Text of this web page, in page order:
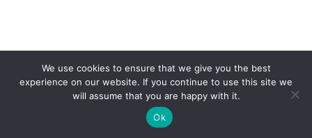
Актуальні
Сучасна візуалізація знань: роль мультимедійних
панелей у точних науках
We use cookies to ensure that we give you the best
experience on our website. If you continue to use this site we
will assume that you are happy with it.
Ok